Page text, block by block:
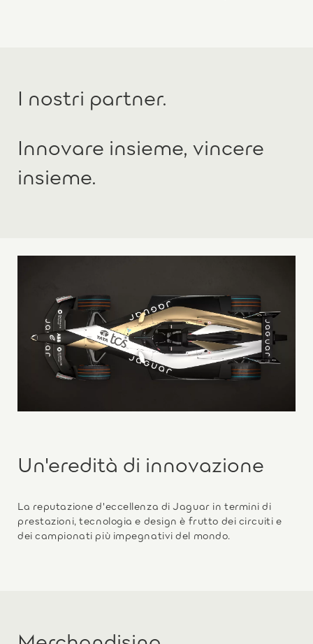
I nostri partner.
Innovare insieme, vincere
insieme.
Un'eredità di innovazione
La reputazione d'eccellenza di Jaguar in termini di
prestazioni, tecnologia e design è frutto dei circuiti e
dei campionati più impegnativi del mondo.